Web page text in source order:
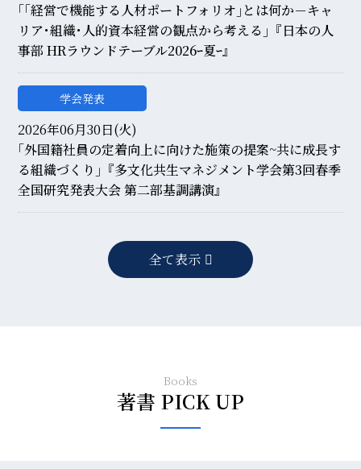
｢｢経営で機能する人材ポートフォリオ｣とは何か－キャ
リア･組織･人的資本経営の観点から考える｣『日本の人
事部 HRラウンドテーブル2026ｰ夏ｰ』
学会発表
2026年06月30日(火)
｢外国籍社員の定着向上に向けた施策の提案~共に成長す
る組織づくり｣『多文化共生マネジメント学会第3回春季
全国研究発表大会 第二部基調講演』
全て表示
Books
著書 PICK UP